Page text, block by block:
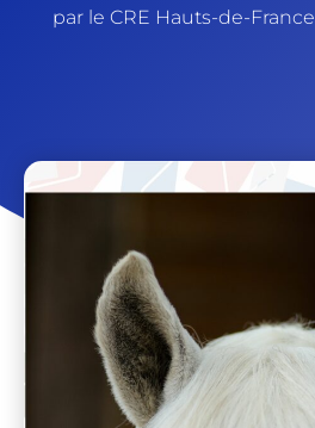
par le CRE Hauts-de-France